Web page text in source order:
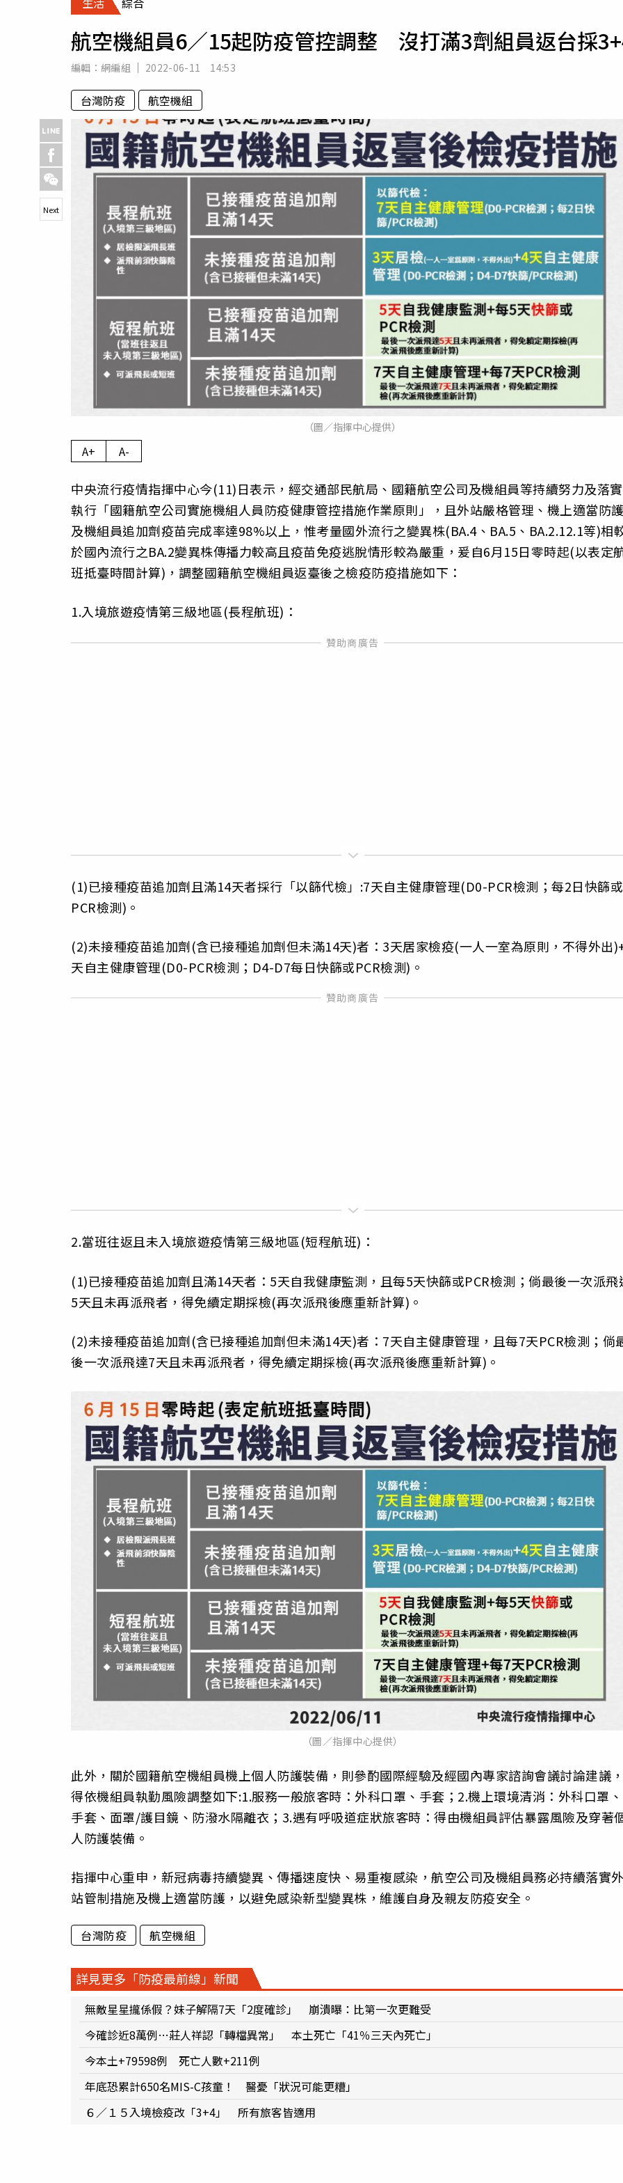
專欄
房產新勢力
運勢
航空機組員6／15起防疫管控調整 沒打滿3劑組員返台採
編輯： 網編組 2022-06-11 14:53
台灣防疫 航空機組
（圖／指揮中心提供）
Next
A+ A-
中央流行疫情指揮中心今(11)日表示，經交通部民航局、國籍航空公司及機組員等持續努力及落實
執行「國籍航空公司實施機組人員防疫健康管控措施作業原則」，且外站嚴格管理、機上適當防
及機組員追加劑疫苗完成率達98%以上，惟考量國外流行之變異株(BA.4、BA.5、BA.2.12.1等)相
於國內流行之BA.2變異株傳播力較高且疫苗免疫逃脫情形較為嚴重，爰自6月15日零時起(以表定
班抵臺時間計算)，調整國籍航空機組員返臺後之檢疫防疫措施如下：
1.入境旅遊疫情第三級地區(長程航班)：
(1)已接種疫苗追加劑且滿14天者採行「以篩代檢」:7天自主健康管理(D0-PCR檢測；每2日快篩或
PCR檢測)。
(2)未接種疫苗追加劑(含已接種追加劑但未滿14天)者：3天居家檢疫(一人一室為原則，不得外出
天自主健康管理(D0-PCR檢測；D4-D7每日快篩或PCR檢測)。
2.當班往返且未入境旅遊疫情第三級地區(短程航班)：
(1)已接種疫苗追加劑且滿14天者：5天自我健康監測，且每5天快篩或PCR檢測；倘最後一次派飛
5天且未再派飛者，得免續定期採檢(再次派飛後應重新計算)。
(2)未接種疫苗追加劑(含已接種追加劑但未滿14天)者：7天自主健康管理，且每7天PCR檢測；倘
後一次派飛達7天且未再派飛者，得免續定期採檢(再次派飛後應重新計算)。
（圖／指揮中心提供）
此外，關於國籍航空機組員機上個人防護裝備，則參酌國際經驗及經國內專家諮詢會議討論建議
得依機組員執勤風險調整如下:1.服務一般旅客時：外科口罩、手套；2.機上環境清消：外科口罩、
手套、面罩/護目鏡、防潑水隔離衣；3.遇有呼吸道症狀旅客時：得由機組員評估暴露風險及穿著
人防護裝備。
指揮中心重申，新冠病毒持續變異、傳播速度快、易重複感染，航空公司及機組員務必持續落實
站管制措施及機上適當防護，以避免感染新型變異株，維護自身及親友防疫安全。
台灣防疫 航空機組
詳見更多「防疫最前線」新聞
無敵星星攏係假？妹子解隔7天「2度確診」 崩潰曝：比第一次更難受
今確診近8萬例…莊人祥認「轉檔異常」 本土死亡「41％三天內死亡」
今本土+79598例 死亡人數+211例
年底恐累計650名MIS-C孩童！ 醫憂「狀況可能更糟」
６／１５入境檢疫改「3+4」 所有旅客皆適用